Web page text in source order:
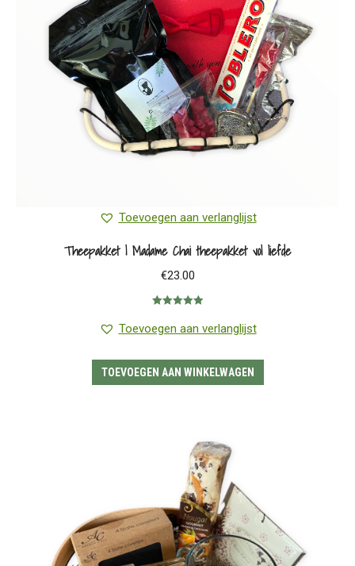
Toevoegen aan verlanglijst
Theepakket | Madame Chai theepakket vol liefde
€23.00
5.00 uit 5
Toevoegen aan verlanglijst
TOEVOEGEN AAN WINKELWAGEN